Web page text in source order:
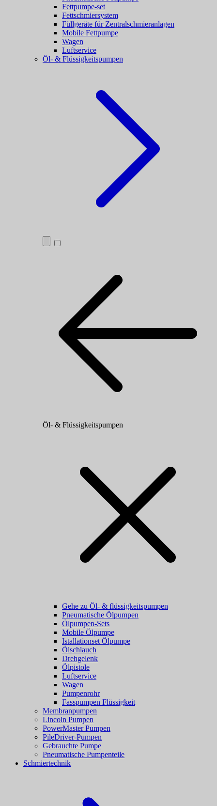
Fettpumpe-set
Fettschmiersystem
Füllgeräte für Zentralschmieranlagen
Mobile Fettpumpe
Wagen
Luftservice
Öl- & Flüssigkeitspumpen
Öl- & Flüssigkeitspumpen
Gehe zu Öl- & flüssigkeitspumpen
Pneumatische Ölpumpen
Ölpumpen-Sets
Mobile Ölpumpe
Istallationset Ölpumpe
Ölschlauch
Drehgelenk
Ölpistole
Luftservice
Wagen
Pumpenrohr
Fasspumpen Flüssigkeit
Membranpumpen
Lincoln Pumpen
PowerMaster Pumpen
PileDriver-Pumpen
Gebrauchte Pumpe
Pneumatische Pumpenteile
Schmiertechnik